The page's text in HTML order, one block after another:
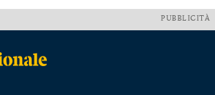
PUBBLICITÀ